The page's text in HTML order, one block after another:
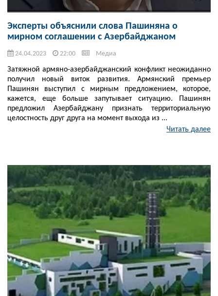
Эксперты объяснили слова Пашиняна о
мирном соглашении с Азербайджаном
24.04.2023 22:00 Медиа
Затяжной армяно-азербайджанский конфликт неожиданно
получил новый виток развития. Армянский премьер
Пашинян выступил с мирным предложением, которое,
кажется, еще больше запутывает ситуацию. Пашинян
предложил Азербайджану признать территориальную
целостность друг друга на момент выхода из ...
Читать далее